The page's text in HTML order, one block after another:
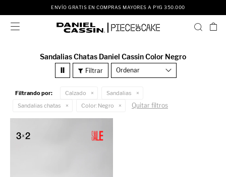
ENVÍO GRATIS EN COMPRAS MAYORES A PYG 350.000

Sandalias Chatas Daniel Cassin Color Negro
Recomendados
Filtrando por: Calzado
Sandalias
Sandalias chatas
Color: Negro Quitar filtros